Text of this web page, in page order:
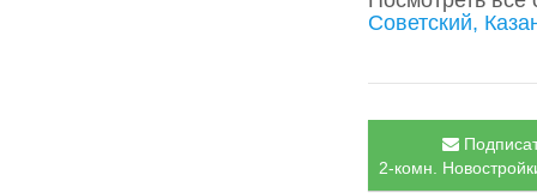
Советский,
2-комн.